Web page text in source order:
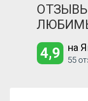
55
на
4,9